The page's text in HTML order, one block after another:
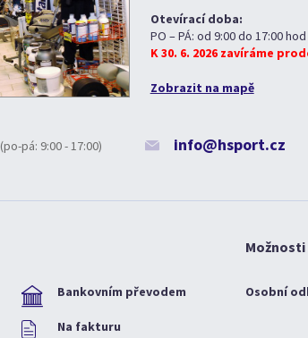
Otevírací doba:
PO – PÁ: od 9:00 do 17:00 hod
K 30. 6. 2026 zavíráme
Zobrazit na mapě
(po-pá: 9:00 - 17:00) info@hsport.cz
Bankovním převodem
Na fakturu
Osobní